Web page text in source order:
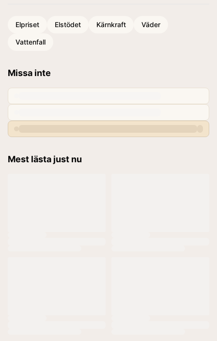
Elpriset Elstödet Kärnkraft Väder
Vattenfall
Missa inte
Mest lästa just nu